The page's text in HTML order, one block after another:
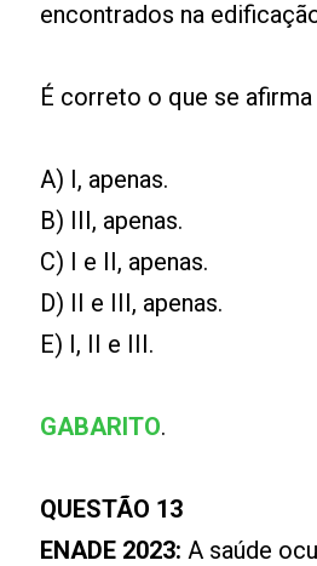
encontrados na
É correto o que se afirma
A) I, apenas.
B) III, apenas.
C) I e II, apenas.
D) II e III, apenas.
E) I, II e III.
GABARITO.
QUESTÃO 13
ENADE 2023: A saúde